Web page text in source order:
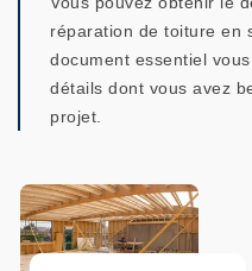
réparation de toiture en
document essentiel
détails dont vous avez
projet.